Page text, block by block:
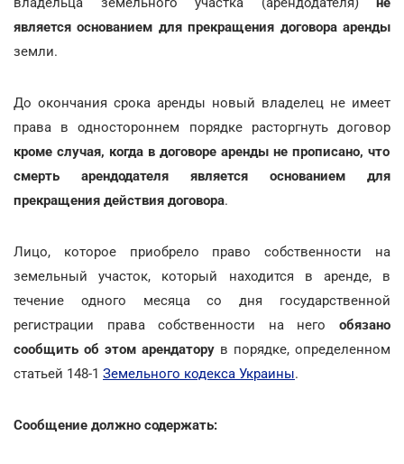
является основанием для прекращения договора аренды
земли.
До окончания срока аренды новый владелец не имеет
права в одностороннем порядке расторгнуть договор
кроме случая, когда в договоре аренды не прописано, что
смерть арендодателя является основанием для
прекращения действия договора.
Лицо, которое приобрело право собственности на
земельный участок, который находится в аренде, в
течение одного месяца со дня государственной
регистрации права собственности на него обязано
сообщить об этом арендатору в порядке, определенном
статьей 148-1 Земельного кодекса Украины.
Сообщение должно содержать: